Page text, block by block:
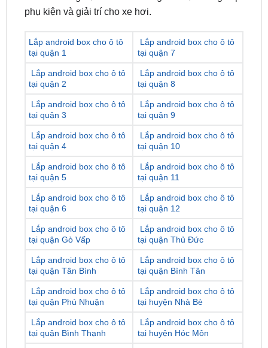
Lắp android box cho ô tô
Lắp android box cho ô tô
Lắp android box cho ô tô
tại quận 2
Lắp android box cho ô tô
tại quận 8
Lắp android box cho ô tô
tại quận 3
Lắp android box cho ô tô
tại quận 9
Lắp android box cho ô tô
tại quận 4
Lắp android box cho ô tô
tại quận 10
Lắp android box cho ô tô
tại quận 5
Lắp android box cho ô tô
tại quận 11
Lắp android box cho ô tô
tại quận 6
Lắp android box cho ô tô
tại quận 12
Lắp android box cho ô tô
tại quận Gò Vấp
Lắp android box cho ô tô
tại quận Thủ Đức
Lắp android box cho ô tô
tại quận Tân Bình
Lắp android box cho ô tô
tại quận Bình Tân
Lắp android box cho ô tô
tại quận Phú Nhuận
Lắp android box cho ô tô
tại huyện Nhà Bè
Lắp android box cho ô tô
tại quận Bình Thạnh
Lắp android box cho ô tô
tại huyện Hóc Môn
Lắp android box cho ô tô
tại quận Tân Phú
Lắp android box cho ô tô
tại huyện Bình Chánh